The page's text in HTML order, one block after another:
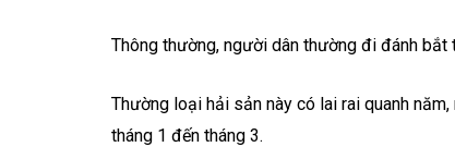
Thông thường, người dân thường đi đánh bắt
Thường loại hải sản này có lai rai quanh
tháng 1 đến tháng 3.